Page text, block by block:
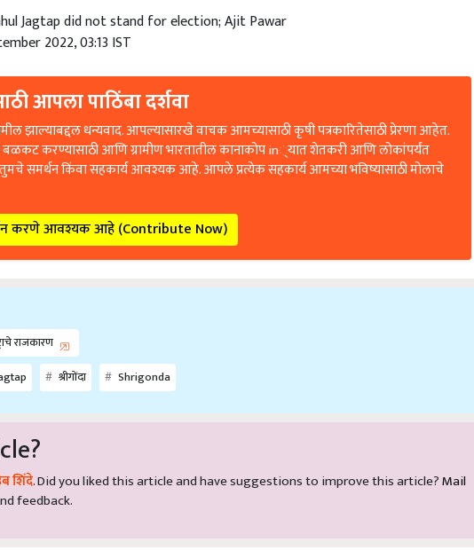
Jagtap did not stand for election; Ajit Pawar
2022, 03:13 IST
आपला पाठिंबा दर्शवा
झाल्याबद्दल धन्यवाद. आपल्यासारखे वाचक आमच्यासाठी कृषी पत्रकारितेसाठी प्रेरणा आहेत.
बळकट करण्यासाठी आणि ग्रामीण भारतातील कानाकोप in्यात शेतकरी आणि लोकांपर्यंत
तुमचे समर्थन किंवा सहकार्य आवश्यक आहे. आपले प्रत्येक सहकार्य आमच्या भविष्यासाठी मोलाचे
करणे आवश्यक आहे (Contribute Now)
राजकारण
श्रीगोंदा Shrigonda
शिंदे . Did you liked this article and have suggestions to improve this article? Mail
feedback.